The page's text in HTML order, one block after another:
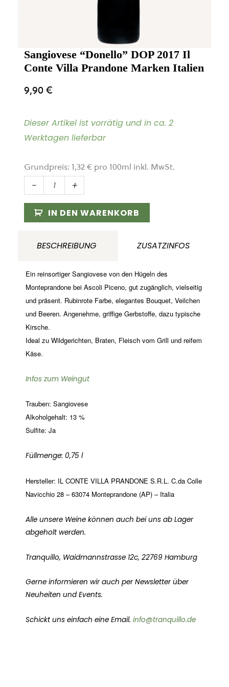
Sangiovese “Donello” DOP 2017 Il
Conte Villa Prandone Marken Italien
9,90€
Dieser Artikel ist vorrätig und in ca. 2
Werktagen lieferbar
Grundpreis: 1,32€ pro 100ml inkl. MwSt.
-
Sangiovese
"Donello"
DOP
Villa
Prandone
Marken
Italien
Menge
+
IN DEN WARENKORB
BESCHREIBUNG ZUSATZINFOS
Ein reinsortiger Sangiovese von den Hügeln des
Monteprandone bei Ascoli Piceno, gut zugänglich, vielseitig
und präsent. Rubinrote Farbe, elegantes Bouquet, Veilchen
und Beeren. Angenehme, griffige Gerbstoffe, dazu typische
Kirsche.
Ideal zu Wildgerichten, Braten, Fleisch vom Grill und reifem
Käse.
Infos zum Weingut
Trauben: Sangiovese
Alkoholgehalt: 13 %
Sulfite: Ja
Füllmenge: 0,75 l
Hersteller: IL CONTE VILLA PRANDONE S.R.L. C.da Colle
Navicchio 28 – 63074 Monteprandone (AP) – Italia
Alle unsere Weine können auch bei uns ab Lager
abgeholt werden.
Tranquillo, Waidmannstrasse 12c, 22769 Hamburg
Gerne informieren wir auch per Newsletter über
Neuheiten und Events.
Schickt uns einfach eine Email. info@tranquillo.de